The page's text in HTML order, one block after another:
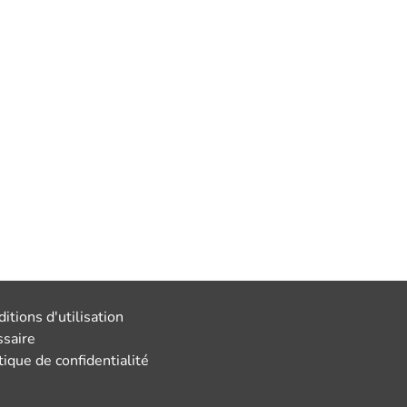
d'utilisation
de confidentialité